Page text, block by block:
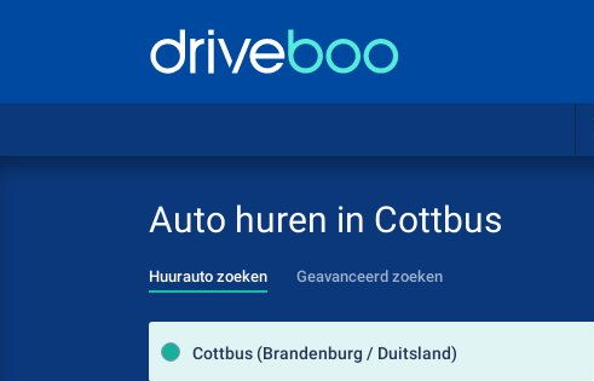
Auto huren in Cottbus
Huurauto zoeken Geavanceerd zoeken
Cottbus (Brandenburg / Duitsland)